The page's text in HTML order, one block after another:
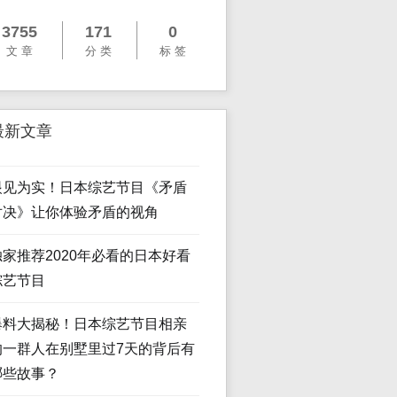
3755
文 章
171
分 类
0
标 签
新文章
见为实！日本综艺节目《矛盾
决》让你体验矛盾的视角
家推荐2020年必看的日本好看
节目
料大揭秘！日本综艺节目相亲
一群人在别墅里过7天的背后有
故事？